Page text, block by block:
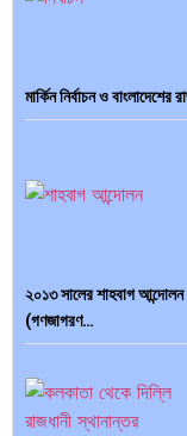
ভারত মহাসাগরের অশ্রু:
মার্কিন নির্বাচন ও বাংলাদেশের
২০১৩ সালের শাহবাগ আন্দোলন
(গণজাগরণ…